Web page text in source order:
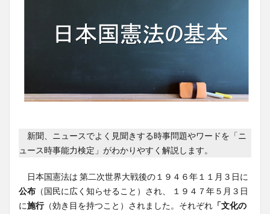
新聞、ニュースでよく見聞きする時事問題やワードを「ニ
ュース時事能力検定」がわかりやすく解説します。
日本国憲法は 第二次世界大戦後の１９４６年１１月３日に
公布 （国民に広く知らせること）され、 １９４７年５月３日
に施行（効き目を持つこと）されました。それぞれ 「文化の